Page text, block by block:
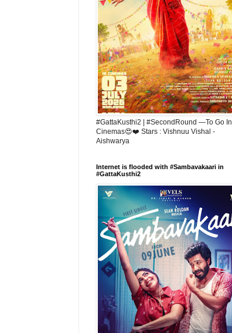
#GattaKusthi2 | #SecondRound —To Go In
Cinemas😍❤️ Stars : Vishnuu Vishal -
Aishwarya
Internet is flooded with #Sambavakaari in
#GattaKusthi2